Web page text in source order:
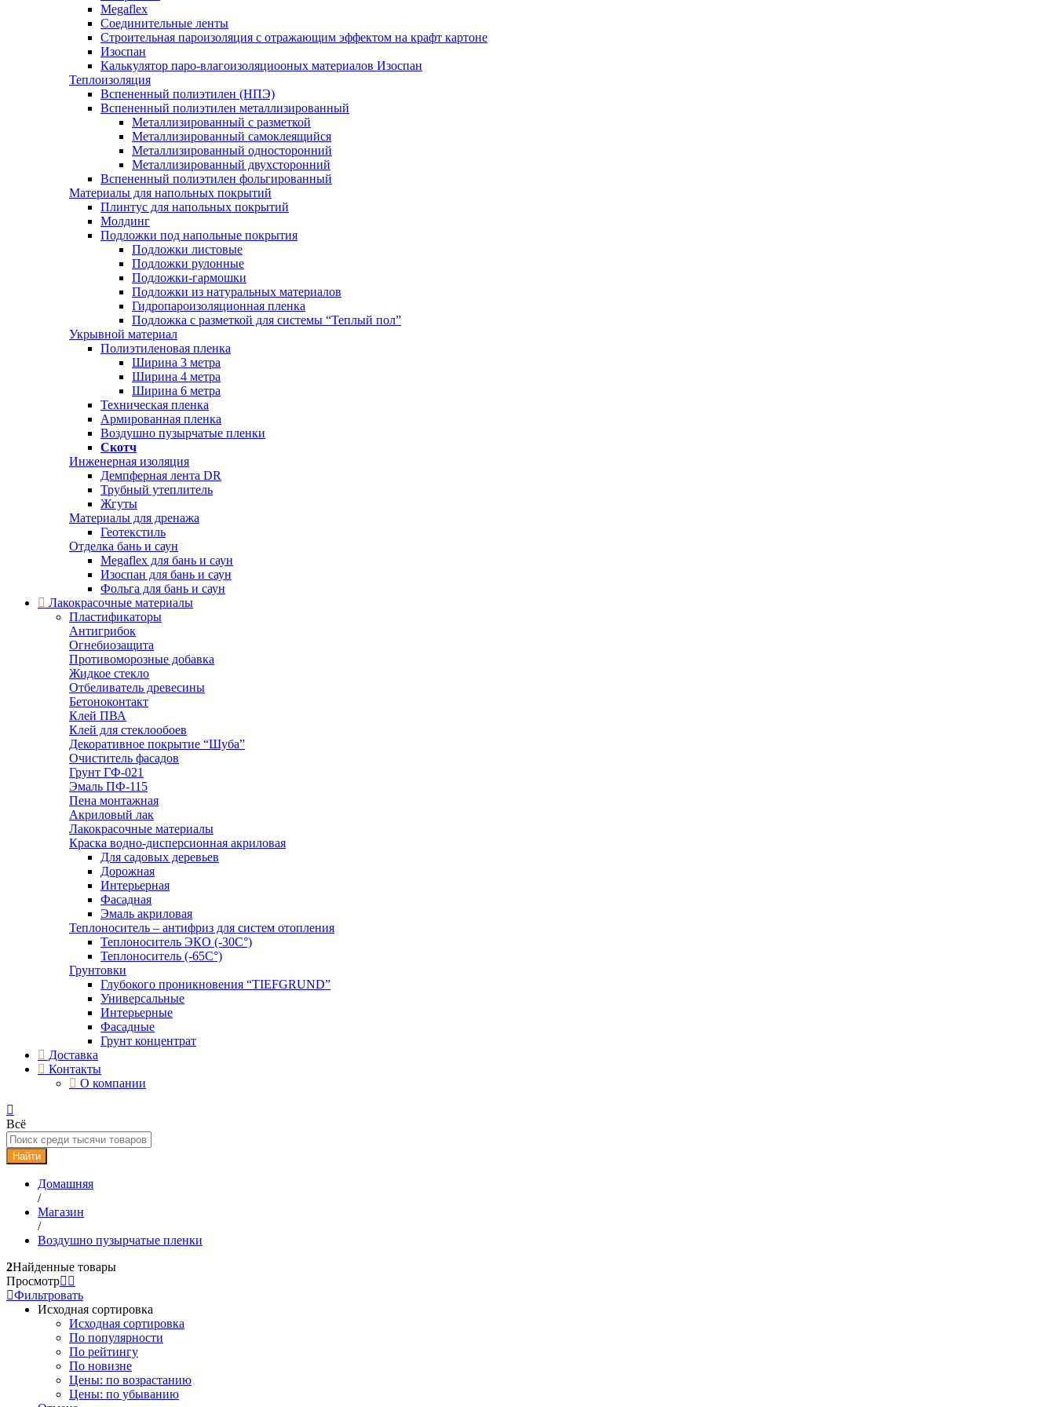
Megaflex
Соединительные ленты
Строительная пароизоляция с отражающим эффектом на крафт картоне
Изоспан
Калькулятор паро-влагоизоляциооных материалов Изоспан
Теплоизоляция
Вспененный полиэтилен (НПЭ)
Вспененный полиэтилен металлизированный
Металлизированный с разметкой
Металлизированный самоклеящийся
Металлизированный односторонний
Металлизированный двухсторонний
Вспененный полиэтилен фольгированный
Материалы для напольных покрытий
Плинтус для напольных покрытий
Молдинг
Подложки под напольные покрытия
Подложки листовые
Подложки рулонные
Подложки-гармошки
Подложки из натуральных материалов
Гидропароизоляционная пленка
Подложка с разметкой для системы “Теплый пол”
Укрывной материал
Полиэтиленовая пленка
Ширина 3 метра
Ширина 4 метра
Ширина 6 метра
Техническая пленка
Армированная пленка
Воздушно пузырчатые пленки
Скотч
Инженерная изоляция
Демпферная лента DR
Трубный утеплитель
Жгуты
Материалы для дренажа
Геотекстиль
Отделка бань и саун
Megaflex для бань и саун
Изоспан для бань и саун
Фольга для бань и саун
Лакокрасочные материалы
Пластификаторы
Антигрибок
Огнебиозащита
Противоморозные добавка
Жидкое стекло
Отбеливатель древесины
Бетоноконтакт
Клей ПВА
Клей для стеклообоев
Декоративное покрытие “Шуба”
Очиститель фасадов
Грунт ГФ-021
Эмаль ПФ-115
Пена монтажная
Акриловый лак
Лакокрасочные материалы
Краска водно-дисперсионная акриловая
Для садовых деревьев
Дорожная
Интерьерная
Фасадная
Эмаль акриловая
Теплоноситель – антифриз для систем отопления
Теплоноситель ЭКО (-30С°)
Теплоноситель (-65С°)
Грунтовки
Глубокого проникновения “TIEFGRUND”
Универсальные
Интерьерные
Фасадные
Грунт концентрат
Доставка
Контакты
О компании
Всё
Найти
Домашняя
/
Магазин
/
Воздушно пузырчатые пленки
2Найденные товары
Просмотр
Фильтровать
Исходная сортировка
Исходная сортировка
По популярности
По рейтингу
По новизне
Цены: по возрастанию
Цены: по убыванию